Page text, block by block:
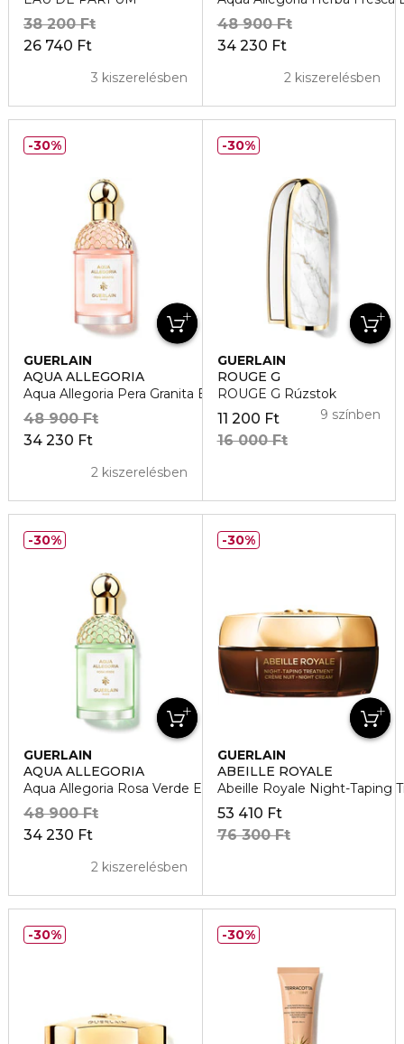
26 740 Ft
38 200 Ft
3 kiszerelésben
34 230 Ft
48 900 Ft
2 kiszerelésben
GUERLAIN
AQUA ALLEGORIA
Aqua Allegoria Pera Granita Eau de Toilette
34 230 Ft
48 900 Ft
2 kiszerelésben
30%
GUERLAIN
ROUGE G
ROUGE G Rúzstok
11 200 Ft
16 000 Ft
9 színben
30%
GUERLAIN
AQUA ALLEGORIA
Aqua Allegoria Rosa Verde Eau de Toilette
34 230 Ft
48 900 Ft
2 kiszerelésben
30%
GUERLAIN
ABEILLE ROYALE
Abeille Royale Night-Taping
53 410 Ft
76 300 Ft
30%
30% 30%